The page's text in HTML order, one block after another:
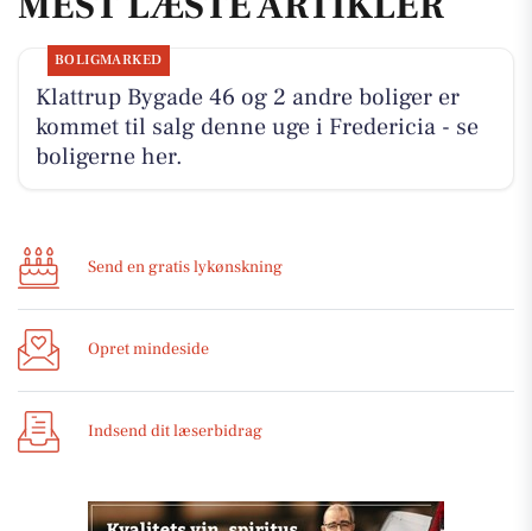
BOLIGMARKED
Klattrup Bygade 46 og 2 andre boliger er
kommet til salg denne uge i Fredericia - se
boligerne her.
Send en gratis lykønskning
Opret mindeside
Indsend dit læserbidrag